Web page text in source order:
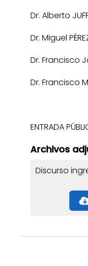
Dr. Alberto
Dr. Miguel
Dr. Francisco
Dr. Francisco
ENTRADA
Archivos
Discurso